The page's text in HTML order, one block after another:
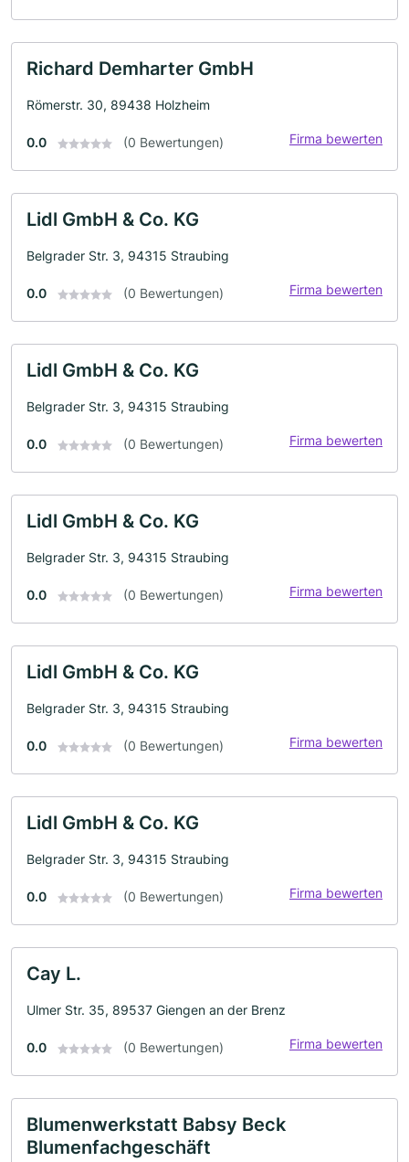
Richard Demharter GmbH
Römerstr. 30, 89438 Holzheim
0.0 (0 Bewertungen) Firma bewerten
Lidl GmbH & Co. KG
Belgrader Str. 3, 94315 Straubing
0.0 (0 Bewertungen) Firma bewerten
Lidl GmbH & Co. KG
Belgrader Str. 3, 94315 Straubing
0.0 (0 Bewertungen) Firma bewerten
Lidl GmbH & Co. KG
Belgrader Str. 3, 94315 Straubing
0.0 (0 Bewertungen) Firma bewerten
Lidl GmbH & Co. KG
Belgrader Str. 3, 94315 Straubing
0.0 (0 Bewertungen) Firma bewerten
Lidl GmbH & Co. KG
Belgrader Str. 3, 94315 Straubing
0.0 (0 Bewertungen) Firma bewerten
Cay L.
Ulmer Str. 35, 89537 Giengen an der Brenz
0.0 (0 Bewertungen) Firma bewerten
Blumenwerkstatt Babsy Beck
Blumenfachgeschäft